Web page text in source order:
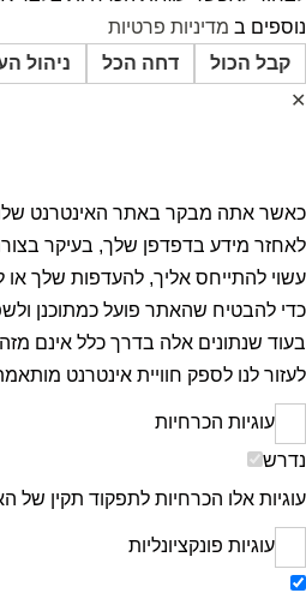
נוספים ב מדיניות פרטיות
קבל הכול
דחה הכל
ניהול
✕
כאשר אתה מבקר באתר האינטרנט
עשוי להתייחס אליך, להעדפות שלך
כדי להבטיח שהאתר פועל כמתוכנן
בעוד שנתונים אלה בדרך כלל אינם
לעזור לנו לספק חוויית אינטרנט
עוגיות הכרחיות
נדרש
עוגיות אלו הכרחיות לתפקוד תקין של
עוגיות פונקציונליות